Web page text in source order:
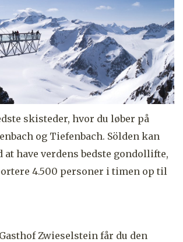
skisteder, hvor du løber på
og Tiefenbach. Sölden kan
at have verdens bedste gondollifte,
4.500 personer i timen op til
Zwieselstein får du den